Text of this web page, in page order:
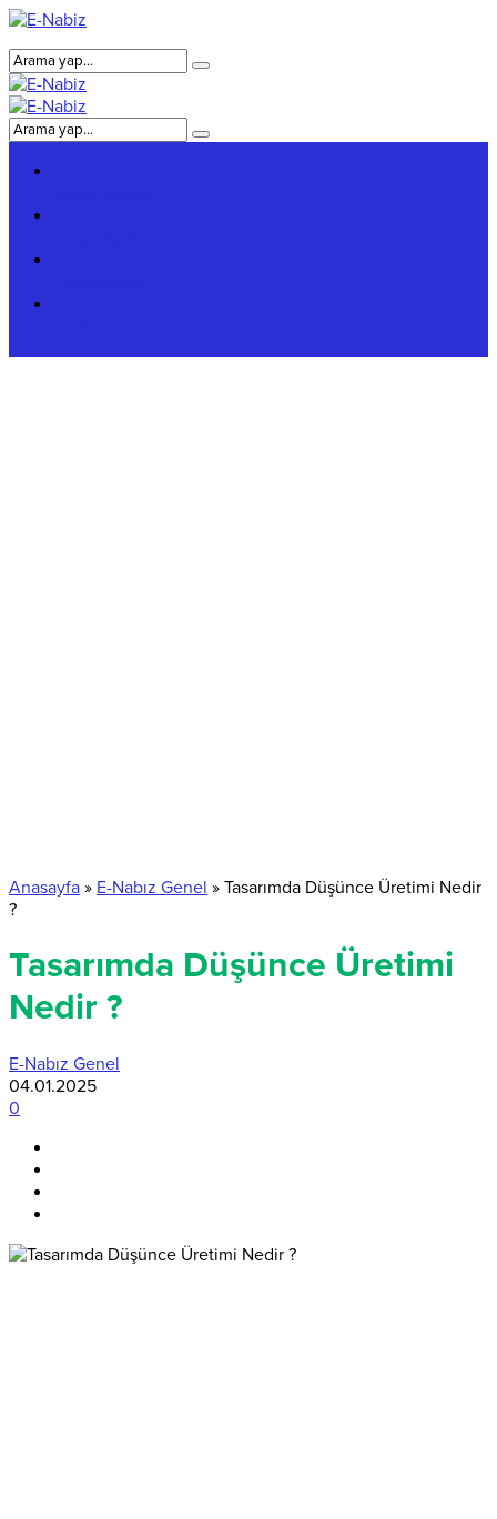
Anasayfa » E-Nabız Genel » Tasarımda Düşünce Üretimi Nedir
?
Tasarımda Düşünce Üretimi
Nedir ?
E-Nabız Genel
04.01.2025
0